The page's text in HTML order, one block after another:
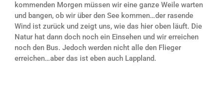
kommenden Morgen müssen wir eine ganze Weile warten
und bangen, ob wir über den See kommen…der rasende
Wind ist zurück und zeigt uns, wie das hier oben läuft. Die
Natur hat dann doch noch ein Einsehen und wir erreichen
noch den Bus. Jedoch werden nicht alle den Flieger
erreichen…aber das ist eben auch Lappland.